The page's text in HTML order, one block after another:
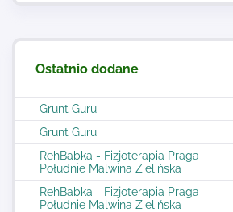
Ostatnio dodane
Grunt Guru
Grunt Guru
RehBabka - Fizjoterapia Praga
Południe Malwina Zielińska
RehBabka - Fizjoterapia Praga
Południe Malwina Zielińska